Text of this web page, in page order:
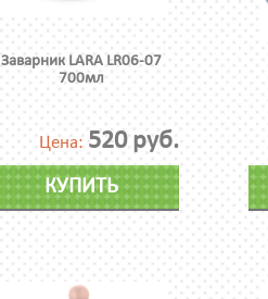
Заварник LARA LR06-07
700мл
Цена: 520 руб.
КУПИТЬ